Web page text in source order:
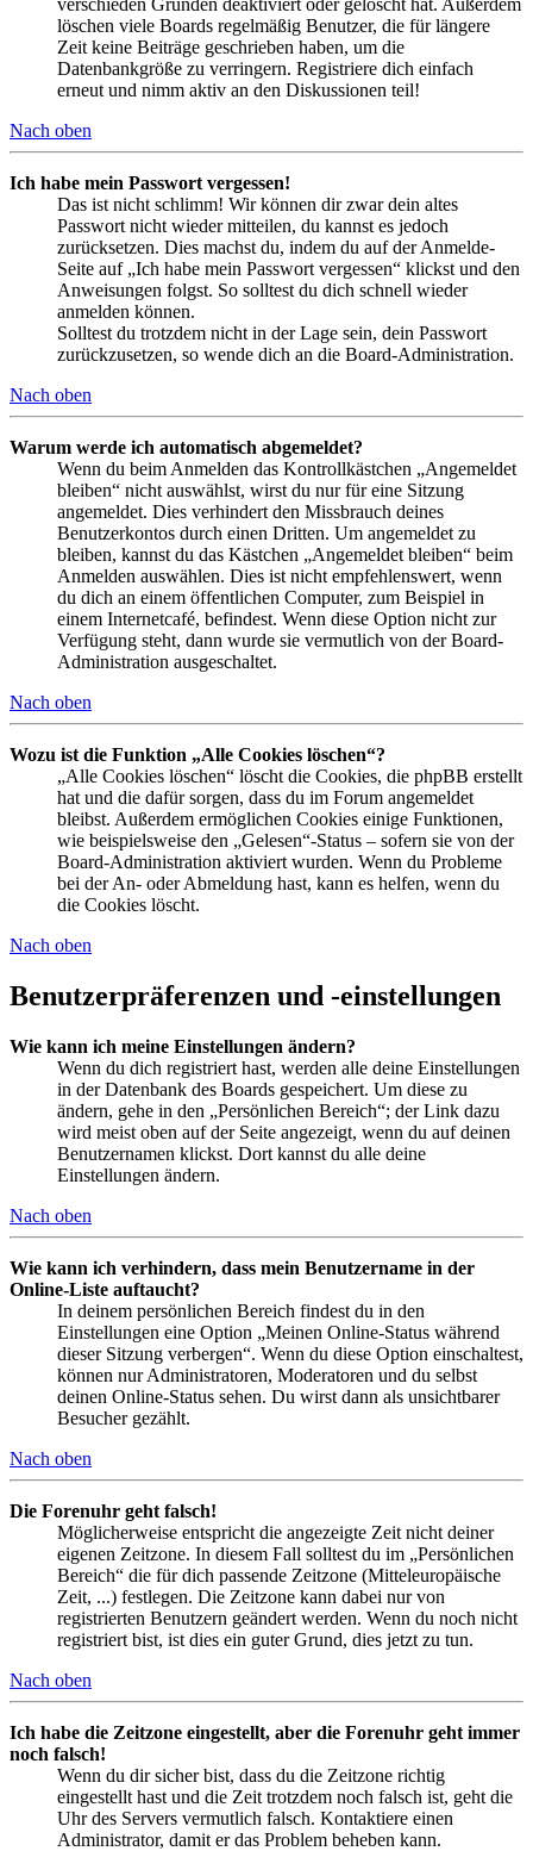
verschieden Gründen deaktiviert oder gelöscht hat. Außerdem
löschen viele Boards regelmäßig Benutzer, die für längere
Zeit keine Beiträge geschrieben haben, um die
Datenbankgröße zu verringern. Registriere dich einfach
erneut und nimm aktiv an den Diskussionen teil!
Nach oben
Ich habe mein Passwort vergessen!
Das ist nicht schlimm! Wir können dir zwar dein altes
Passwort nicht wieder mitteilen, du kannst es jedoch
zurücksetzen. Dies machst du, indem du auf der Anmelde-
Seite auf „Ich habe mein Passwort vergessen“ klickst und den
Anweisungen folgst. So solltest du dich schnell wieder
anmelden können.
Solltest du trotzdem nicht in der Lage sein, dein Passwort
zurückzusetzen, so wende dich an die Board-Administration.
Nach oben
Warum werde ich automatisch abgemeldet?
Wenn du beim Anmelden das Kontrollkästchen „Angemeldet
bleiben“ nicht auswählst, wirst du nur für eine Sitzung
angemeldet. Dies verhindert den Missbrauch deines
Benutzerkontos durch einen Dritten. Um angemeldet zu
bleiben, kannst du das Kästchen „Angemeldet bleiben“ beim
Anmelden auswählen. Dies ist nicht empfehlenswert, wenn
du dich an einem öffentlichen Computer, zum Beispiel in
einem Internetcafé, befindest. Wenn diese Option nicht zur
Verfügung steht, dann wurde sie vermutlich von der Board-
Administration ausgeschaltet.
Nach oben
Wozu ist die Funktion „Alle Cookies löschen“?
„Alle Cookies löschen“ löscht die Cookies, die phpBB erstellt
hat und die dafür sorgen, dass du im Forum angemeldet
bleibst. Außerdem ermöglichen Cookies einige Funktionen,
wie beispielsweise den „Gelesen“-Status – sofern sie von der
Board-Administration aktiviert wurden. Wenn du Probleme
bei der An- oder Abmeldung hast, kann es helfen, wenn du
die Cookies löscht.
Nach oben
Benutzerpräferenzen und -einstellungen
Wie kann ich meine Einstellungen ändern?
Wenn du dich registriert hast, werden alle deine Einstellungen
in der Datenbank des Boards gespeichert. Um diese zu
ändern, gehe in den „Persönlichen Bereich“; der Link dazu
wird meist oben auf der Seite angezeigt, wenn du auf deinen
Benutzernamen klickst. Dort kannst du alle deine
Einstellungen ändern.
Nach oben
Wie kann ich verhindern, dass mein Benutzername in der
Online-Liste auftaucht?
In deinem persönlichen Bereich findest du in den
Einstellungen eine Option „Meinen Online-Status während
dieser Sitzung verbergen“. Wenn du diese Option einschaltest,
können nur Administratoren, Moderatoren und du selbst
deinen Online-Status sehen. Du wirst dann als unsichtbarer
Besucher gezählt.
Nach oben
Die Forenuhr geht falsch!
Möglicherweise entspricht die angezeigte Zeit nicht deiner
eigenen Zeitzone. In diesem Fall solltest du im „Persönlichen
Bereich“ die für dich passende Zeitzone (Mitteleuropäische
Zeit, ...) festlegen. Die Zeitzone kann dabei nur von
registrierten Benutzern geändert werden. Wenn du noch nicht
registriert bist, ist dies ein guter Grund, dies jetzt zu tun.
Nach oben
Ich habe die Zeitzone eingestellt, aber die Forenuhr geht immer
noch falsch!
Wenn du dir sicher bist, dass du die Zeitzone richtig
eingestellt hast und die Zeit trotzdem noch falsch ist, geht die
Uhr des Servers vermutlich falsch. Kontaktiere einen
Administrator, damit er das Problem beheben kann.